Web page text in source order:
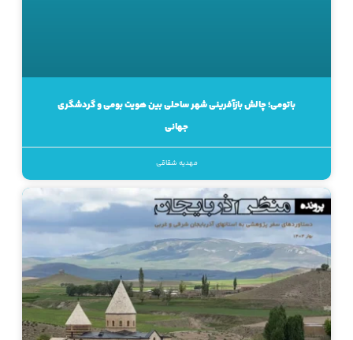
باتومی؛ چالش بازآفرینی شهر ساحلی بین هویت بومی و گردشگری
جهانی
مهدیه شقاقی